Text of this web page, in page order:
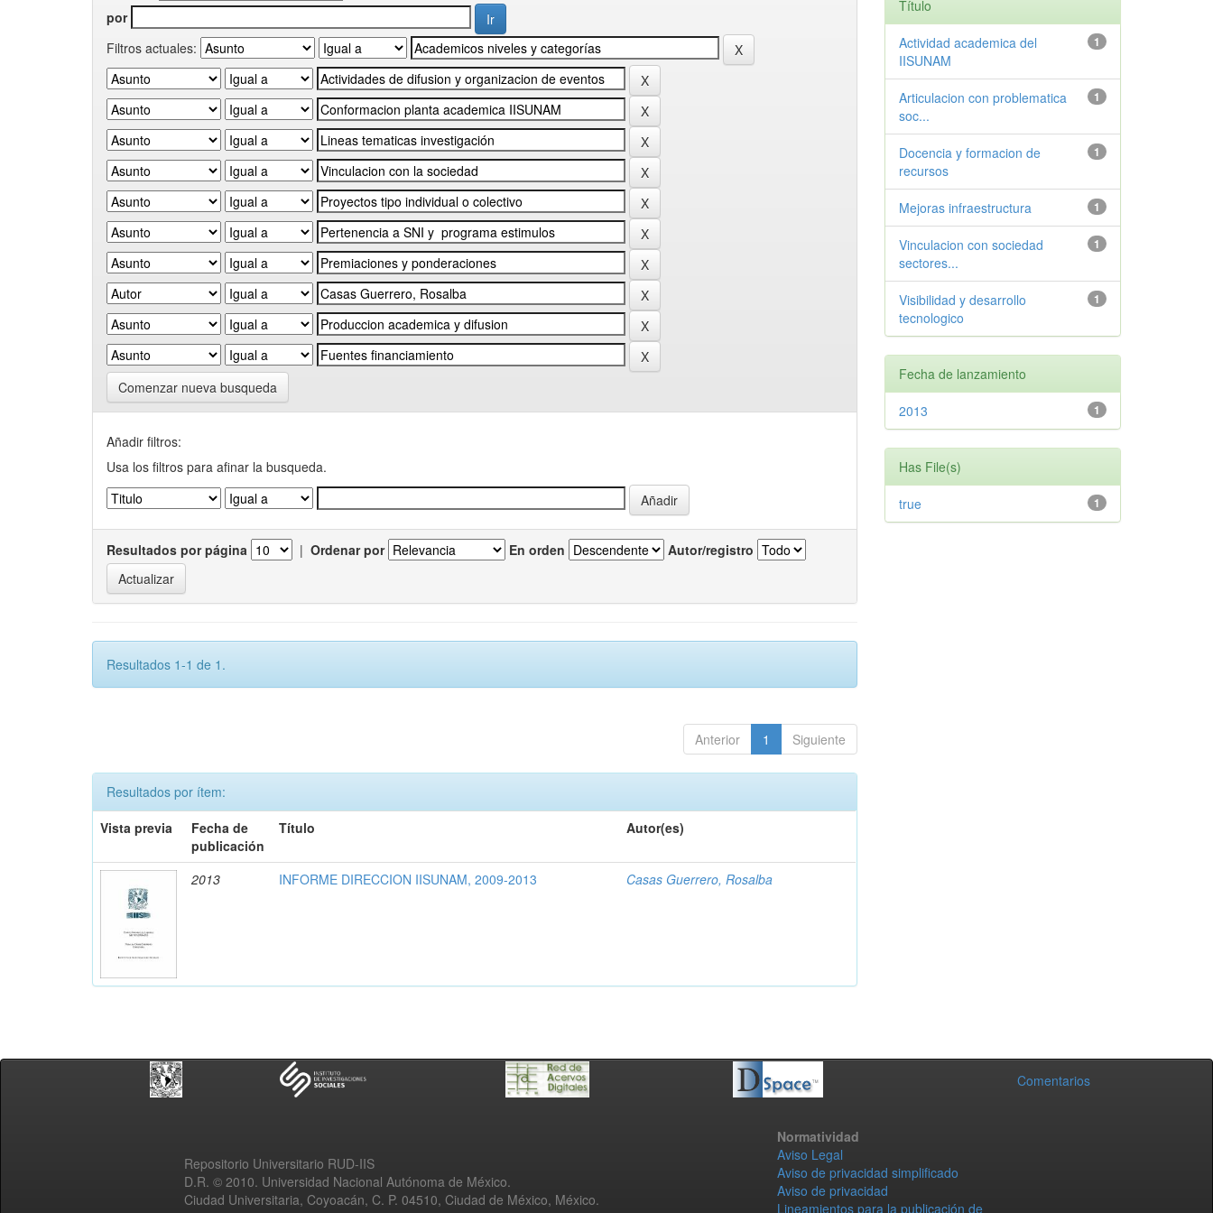
por
Filtros actuales:
Comenzar nueva busqueda
Añadir filtros:
Usa los filtros para afinar la busqueda.
Resultados por página | Ordenar por En orden Autor/registro
Resultados 1-1 de 1.
Anterior 1 Siguiente
Resultados por ítem:
Vista previa
Fecha de
publicación
Título Autor(es)
2013 INFORME DIRECCION IISUNAM, 2009-2013 Casas Guerrero, Rosalba
Título
1
Actividad academica del
IISUNAM
1
Articulacion con problematica
soc...
1
Docencia y formacion de
recursos
1
Mejoras infraestructura
1
Vinculacion con sociedad
sectores...
1
Visibilidad y desarrollo
tecnologico
Fecha de lanzamiento
1
2013
Has File(s)
1
true
Comentarios
Repositorio Universitario RUD-IIS
D.R. © 2010. Universidad Nacional Autónoma de México.
Ciudad Universitaria, Coyoacán, C. P. 04510, Ciudad de México, México.
Normatividad
Aviso Legal
Aviso de privacidad simplificado
Aviso de privacidad
Lineamientos para la publicación de